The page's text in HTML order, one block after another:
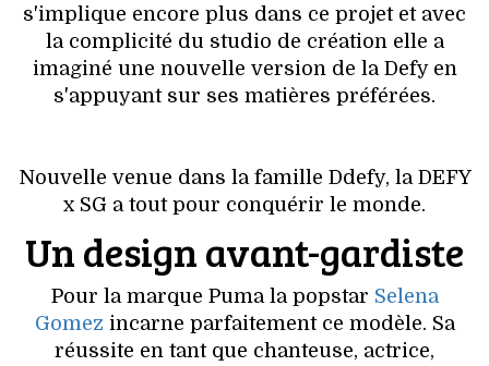
MODE DE RUE
JEUNES CRÉATEURS
DÉCO
VOYAGES & LOISIRS
s'implique encore plus dans ce projet et avec
la complicité du studio de création elle a
imaginé une nouvelle version de la Defy en
s'appuyant sur ses matières préférées.
Nouvelle venue dans la famille Ddefy, la DEFY
x SG a tout pour conquérir le monde.
Un design avant-gardiste
Pour la marque Puma la popstar Selena
Gomez incarne parfaitement ce modèle. Sa
réussite en tant que chanteuse, actrice,